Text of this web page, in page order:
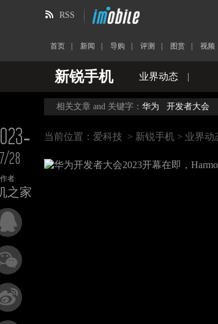
RSS
首页 新闻 导购 评测 图赏 视频
新锐手机 业界动态 |
28
作者
之家
相关文章 and 关键字： 华为 开发者大会
当前位置： 爱科技 > 新锐手机 > 业界动